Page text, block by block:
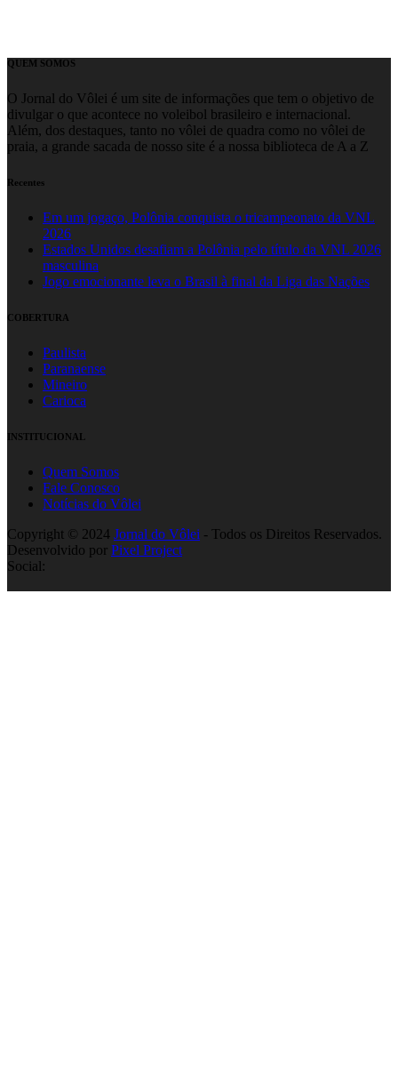
QUEM SOMOS
O Jornal do Vôlei é um site de informações que tem o objetivo de
divulgar o que acontece no voleibol brasileiro e internacional.
Além, dos destaques, tanto no vôlei de quadra como no vôlei de
praia, a grande sacada de nosso site é a nossa biblioteca de A a Z
Recentes
Em um jogaço, Polônia conquista o tricampeonato da VNL
2026
Estados Unidos desafiam a Polônia pelo título da VNL 2026
masculina
Jogo emocionante leva o Brasil à final da Liga das Nações
COBERTURA
Paulista
Paranaense
Mineiro
Carioca
INSTITUCIONAL
Quem Somos
Fale Conosco
Notícias do Vôlei
Copyright © 2024 Jornal do Vôlei - Todos os Direitos Reservados.
Desenvolvido por Pixel Project
Social: